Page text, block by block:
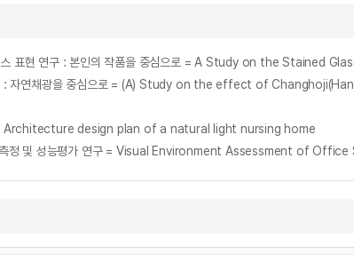
라스 표현 연구 : 본인의 작품을 중심으로 = A Study on the
구 : 자연채광을 중심으로 = (A) Study on the effect of
= Architecture design plan of a natural light nursing home
측정 및 성능평가 연구 = Visual Environment Assessment of